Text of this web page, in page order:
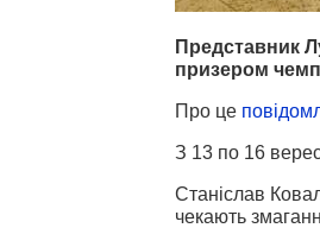
Представник
призером
Про це
З 13 по 16
Станіслав
чекають